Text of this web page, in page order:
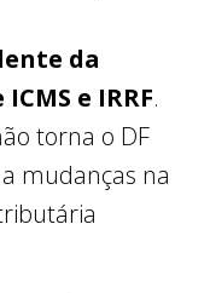
da
e IRRF.
torna o DF
mudanças na